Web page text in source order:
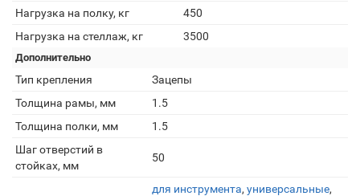
Нагрузка на полку, кг
450
Нагрузка на стеллаж, кг
3500
Дополнительно
Тип крепления
Зацепы
Толщина рамы, мм
1.5
Толщина полки, мм
1.5
Шаг отверстий в
стойках, мм
50
для инструмента, универсальные,